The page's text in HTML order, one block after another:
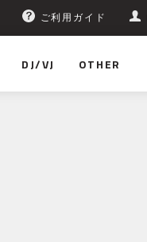
ご利用ガイド
DJ/VJ OTHER